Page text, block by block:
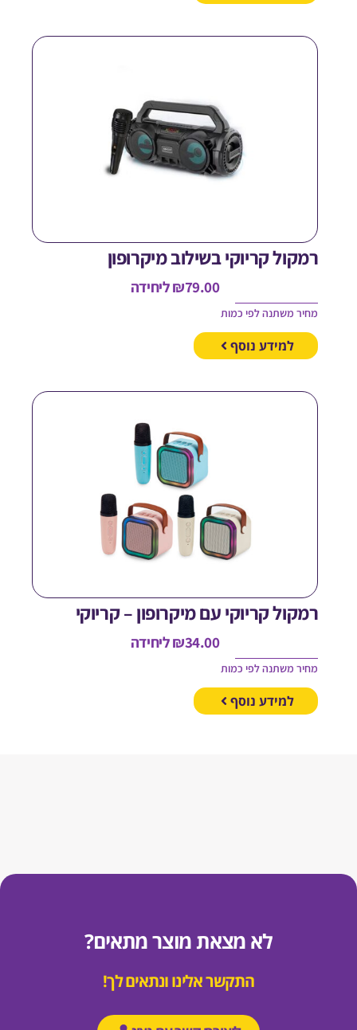
קריוקי בשילוב מיקרופון
₪ליחידה
משתנה לפי כמות
למידע נוסף
קריוקי עם מיקרופון – קריוקי
₪ליחידה
משתנה לפי כמות
למידע נוסף
לא מצאת מוצר מתאים?
התקשר אלינו ונתאים לך!